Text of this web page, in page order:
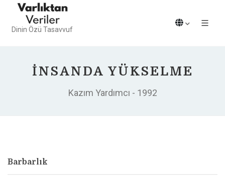
Dinin Özü Tasavvuf
İNSANDA YÜKSELME
Kazım Yardımcı - 1992
Barbarlık